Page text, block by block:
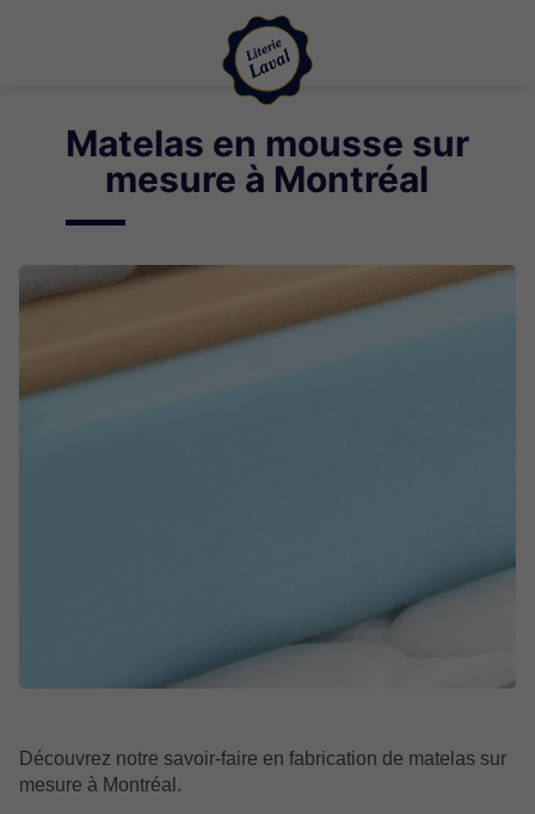
Matelas en mousse sur
mesure à Montréal
Découvrez notre savoir-faire en fabrication de matelas sur
mesure à Montréal.